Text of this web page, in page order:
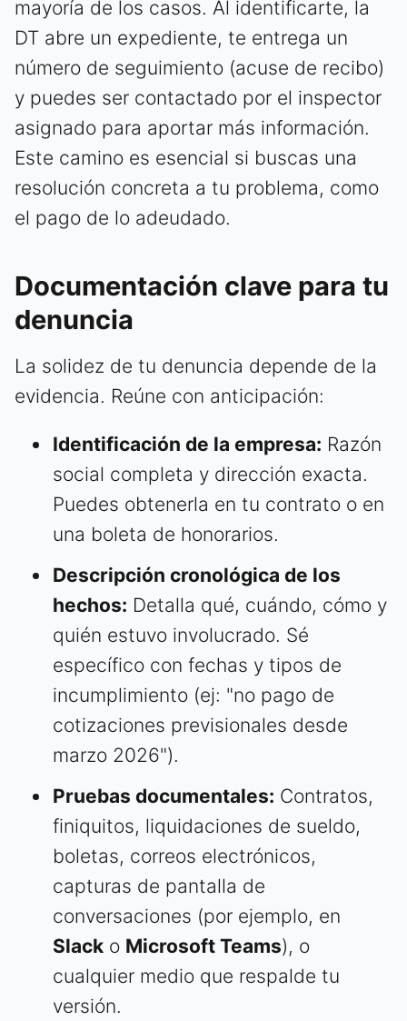
mayoría de los casos. Al identificarte, la
DT abre un expediente, te entrega un
número de seguimiento (acuse de recibo)
y puedes ser contactado por el inspector
asignado para aportar más información.
Este camino es esencial si buscas una
resolución concreta a tu problema, como
el pago de lo adeudado.
Documentación clave para tu
denuncia
La solidez de tu denuncia depende de la
evidencia. Reúne con anticipación:
Identificación de la empresa: Razón
social completa y dirección exacta.
Puedes obtenerla en tu contrato o en
una boleta de honorarios.
Descripción cronológica de los
hechos: Detalla qué, cuándo, cómo y
quién estuvo involucrado. Sé
específico con fechas y tipos de
incumplimiento (ej: "no pago de
cotizaciones previsionales desde
marzo 2026").
Pruebas documentales: Contratos,
finiquitos, liquidaciones de sueldo,
boletas, correos electrónicos,
capturas de pantalla de
conversaciones (por ejemplo, en
Slack o Microsoft Teams), o
cualquier medio que respalde tu
versión.